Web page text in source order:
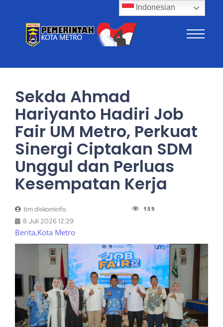
Sekda Ahmad
Hariyanto Hadiri Job
Fair UM Metro, Perkuat
Sinergi Ciptakan SDM
Unggul dan Perluas
Kesempatan Kerja
tim diskominfo
8 Juli 2026 12:29
Berita,Kota Metro
159
Indonesian